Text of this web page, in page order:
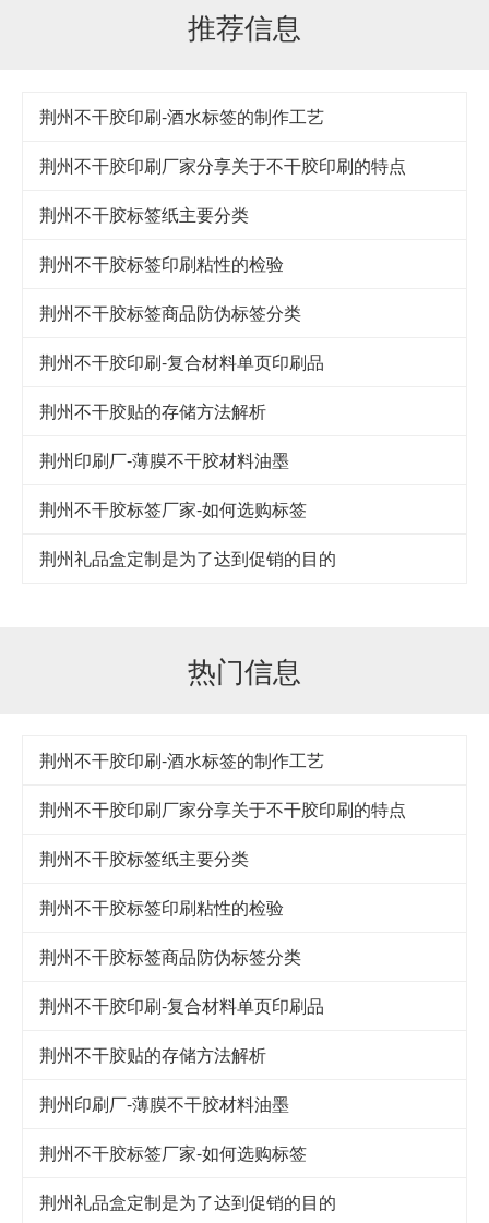
推荐信息
荆州不干胶印刷-酒水标签的制作工艺
荆州不干胶印刷厂家分享关于不干胶印刷的特点
荆州不干胶标签纸主要分类
荆州不干胶标签印刷粘性的检验
荆州不干胶标签商品防伪标签分类
荆州不干胶印刷-复合材料单页印刷品
荆州不干胶贴的存储方法解析
荆州印刷厂-薄膜不干胶材料油墨
荆州不干胶标签厂家-如何选购标签
荆州礼品盒定制是为了达到促销的目的
热门信息
荆州不干胶印刷-酒水标签的制作工艺
荆州不干胶印刷厂家分享关于不干胶印刷的特点
荆州不干胶标签纸主要分类
荆州不干胶标签印刷粘性的检验
荆州不干胶标签商品防伪标签分类
荆州不干胶印刷-复合材料单页印刷品
荆州不干胶贴的存储方法解析
荆州印刷厂-薄膜不干胶材料油墨
荆州不干胶标签厂家-如何选购标签
荆州礼品盒定制是为了达到促销的目的